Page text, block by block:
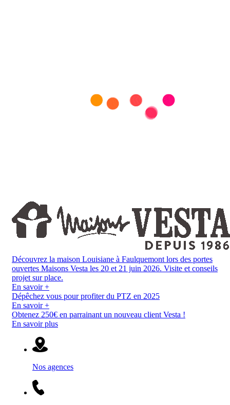
Découvrez la maison Louisiane à Faulquemont lors des portes
ouvertes Maisons Vesta les 20 et 21 juin 2026. Visite et conseils
projet sur place.
En savoir +
Dépêchez vous pour profiter du PTZ en 2025
En savoir +
Obtenez 250€ en parrainant un nouveau client Vesta !
En savoir plus
Nos agences